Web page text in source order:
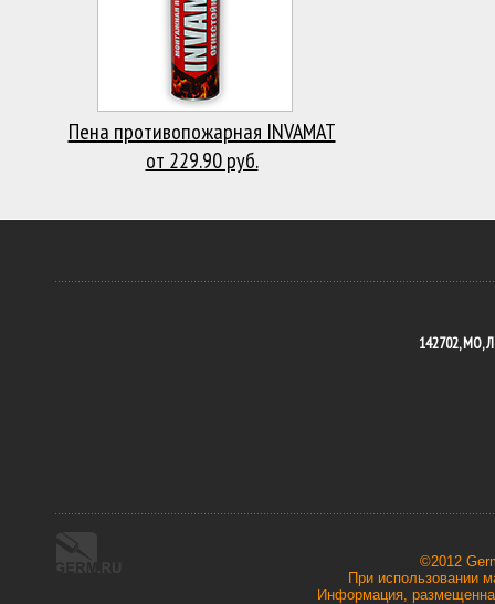
Пена противопожарная INVAMAT
от 229.90 руб.
142702, МО,
©2012
При использовании
Информация,